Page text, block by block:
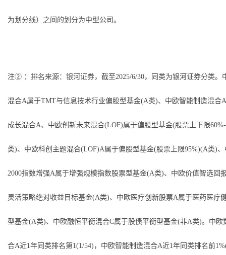
为划分线）之间的划分为中型公司。
注② ：排名来源：银河证券，截至2025/6/30，同类为银河证券分类。
混合A属于TMT与信息技术行业偏股型基金(A类)、中欧智能制造混合
成长混合A、中欧创新未来混合(LOF)属于偏股型基金(股票上下限
类)、中欧科创主题混合(LOF)A属于偏股型基金(股票上限95%)(A类)
2000指数增强A属于增强规模指数股票型基金(A类)、中欧价值智选回
灵活策略绝对收益目标基金(A类)、中欧医疗创新股票A属于医药医疗
型基金(A类)、中欧融恒平衡混合C属于股债平衡型基金(非A类)。中欧
合A近1年同类排名第1(1/54)，中欧智能制造混合A近1年同类排名前